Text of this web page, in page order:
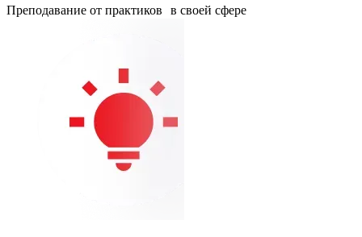
Преподавание от практиков в своей сфере